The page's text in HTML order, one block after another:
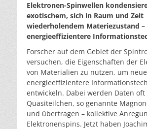
Elektronen-Spinwellen
exotischem, sich in Raum und Zeit
wiederholendem Materiezustand –
energieeffizientere
Forscher auf dem Gebiet der
versuchen, die Eigenschaften der
von Materialien zu nutzen, um
energieeffizientere
entwickeln. Dabei werden Daten
Quasiteilchen, so genannte
und übertragen – kollektive
Elektronenspins. Jetzt haben